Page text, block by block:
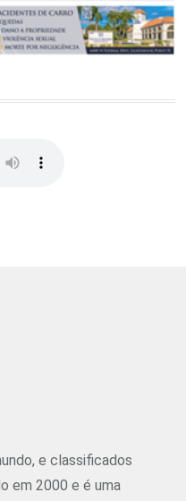
e classificados
em 2000 e é uma